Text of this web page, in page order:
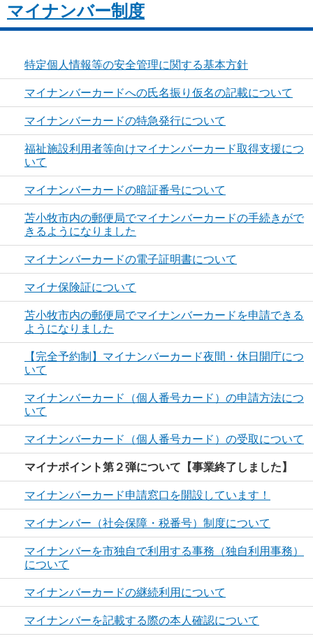
マイナンバー制度
特定個人情報等の安全管理に関する基本方針
マイナンバーカードへの氏名振り仮名の記載について
マイナンバーカードの特急発行について
福祉施設利用者等向けマイナンバーカード取得支援につ
いて
マイナンバーカードの暗証番号について
苫小牧市内の郵便局でマイナンバーカードの手続きがで
きるようになりました
マイナンバーカードの電子証明書について
マイナ保険証について
苫小牧市内の郵便局でマイナンバーカードを申請できる
ようになりました
【完全予約制】マイナンバーカード夜間・休日開庁につ
いて
マイナンバーカード（個人番号カード）の申請方法につ
いて
マイナンバーカード（個人番号カード）の受取について
マイナポイント第２弾について【事業終了しました】
マイナンバーカード申請窓口を開設しています！
マイナンバー（社会保障・税番号）制度について
マイナンバーを市独自で利用する事務（独自利用事務）
について
マイナンバーカードの継続利用について
マイナンバーを記載する際の本人確認について